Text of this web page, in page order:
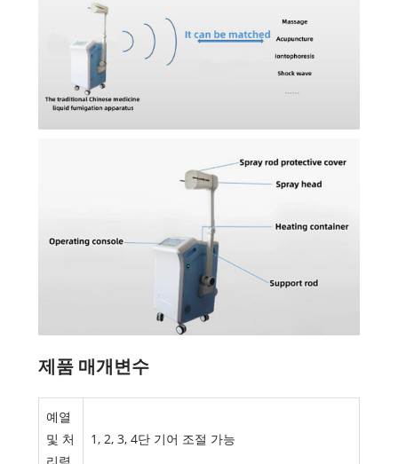
제품 매개변수
예열
및 처
1, 2, 3, 4단 기어 조절 가능